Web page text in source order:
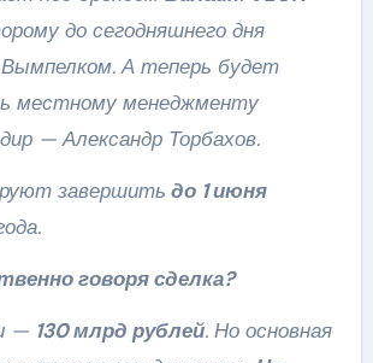
до сегодняшнего дня
А теперь будет
местному менеджменту
— Александр Торбахов.
завершить до 1 июня
говоря сделка?
— 130 млрд рублей. Но основная